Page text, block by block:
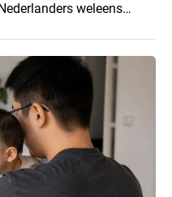
weleens
& AI? 2026, het
onderzoek &